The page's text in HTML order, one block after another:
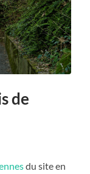
de
du site en